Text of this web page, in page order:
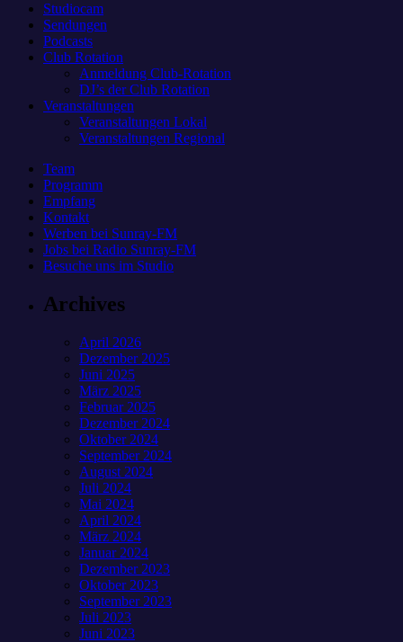
Studiocam
Sendungen
Podcasts
Club Rotation
Anmeldung Club-Rotation
DJ’s der Club Rotation
Veranstaltungen
Veranstaltungen Lokal
Veranstaltungen Regional
Team
Programm
Empfang
Kontakt
Werben bei Sunray-FM
Jobs bei Radio Sunray-FM
Besuche uns im Studio
Archives
April 2026
Dezember 2025
Juni 2025
März 2025
Februar 2025
Dezember 2024
Oktober 2024
September 2024
August 2024
Juli 2024
Mai 2024
April 2024
März 2024
Januar 2024
Dezember 2023
Oktober 2023
September 2023
Juli 2023
Juni 2023